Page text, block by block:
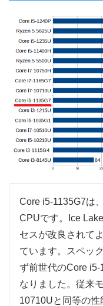
Core i5-1135G7は
CPUです。Ice
セスが改良されて
ています。スペッ
ず前世代のCore i5-
なりました。従来
10710Uと同等の性